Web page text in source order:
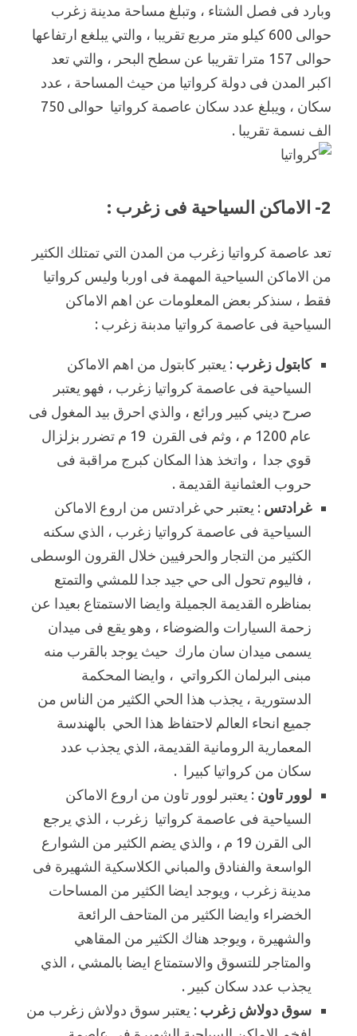
وبارد فى فصل الشتاء ، وتبلغ مساحة مدينة زغرب
حوالى 600 كيلو متر مربع تقريبا ، والتي يبلغع ارتفاعها
حوالى 157 مترا تقريبا عن سطح البحر ، والتي تعد
اكبر المدن فى دولة كرواتيا من حيث المساحة ، عدد
سكان ، ويبلغ عدد سكان عاصمة كرواتيا حوالى 750
الف نسمة تقريبا .
2- الاماكن السياحية فى زغرب :
تعد عاصمة كرواتيا زغرب من المدن التي تمتلك الكثير
من الاماكن السياحية المهمة فى اوربا وليس كرواتيا
فقط ، سنذكر بعض المعلومات عن اهم الاماكن
السياحية فى عاصمة كرواتيا مدبنة زغرب :
كابتول زغرب : يعتبر كابتول من اهم الاماكن
السياحية فى عاصمة كرواتيا زغرب ، فهو يعتبر
صرح ديني كبير ورائع ، والذي احرق بيد المغول فى
عام 1200 م ، وثم فى القرن 19 م تضرر بزلزال
قوي جدا ، واتخذ هذا المكان كبرج مراقبة فى
حروب العثمانية القديمة .
غرادتس : يعتبر حي غرادتس من اروع الاماكن
السياحية فى عاصمة كرواتيا زغرب ، الذي سكنه
الكثير من التجار والحرفيين خلال القرون الوسطى
، فاليوم تحول الى حي جيد جدا للمشي والتمتع
بمناظره القديمة الجميلة وايضا الاستمتاع بعيدا عن
زحمة السيارات والضوضاء ، وهو يقع فى ميدان
يسمى ميدان سان مارك حيث يوجد بالقرب منه
مبنى البرلمان الكرواتي ، وايضا المحكمة
الدستورية ، يجذب هذا الحي الكثير من الناس من
جميع انحاء العالم لاحتفاظ هذا الحي بالهندسة
المعمارية الرومانية القديمة، الذي يجذب عدد
سكان من كرواتيا كبيرا .
لوور تاون : يعتبر لوور تاون من اروع الاماكن
السياحية فى عاصمة كرواتيا زغرب ، الذي يرجع
الى القرن 19 م ، والذي يضم الكثير من الشوارع
الواسعة والفنادق والمباني الكلاسكية الشهيرة فى
مدينة زغرب ، ويوجد ايضا الكثير من المساحات
الخضراء وايضا الكثير من المتاحف الرائعة
والشهيرة ، ويوجد هناك الكثير من المقاهي
والمتاجر للتسوق والاستمتاع ايضا بالمشي ، الذي
يجذب عدد سكان كبير .
سوق دولاش زغرب : يعتبر سوق دولاش زغرب من